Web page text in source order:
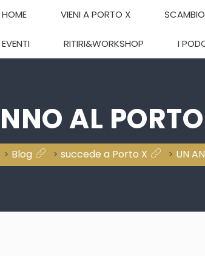
HOME VIENI A PORTO X
EVENTI RITIRI&WORKSHOP I
AL PORTO
> Blog > succede a Porto X > UN